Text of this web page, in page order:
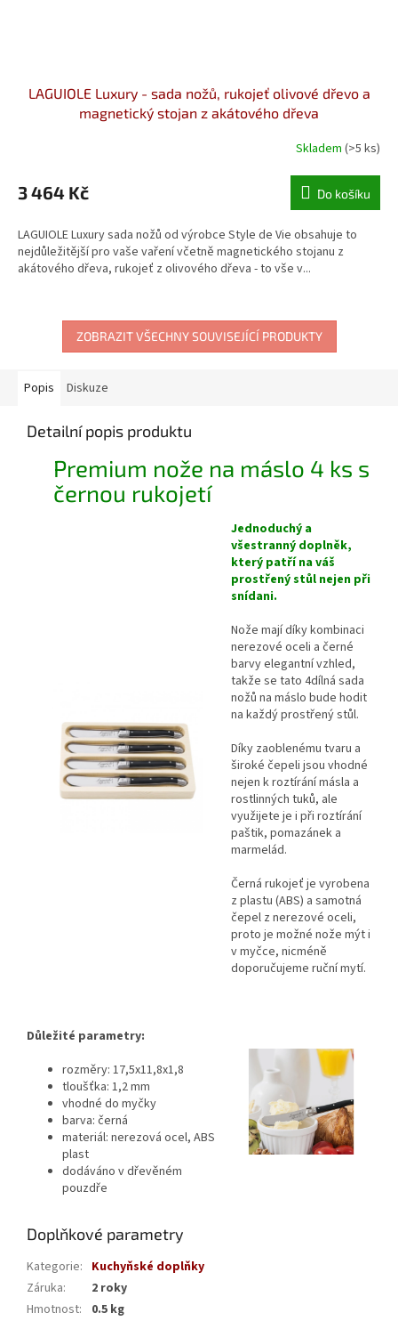
LAGUIOLE Luxury - sada nožů, rukojeť olivové dřevo a
magnetický stojan z akátového dřeva
Skladem (>5 ks)
3 464 Kč Do košíku
LAGUIOLE Luxury sada nožů od výrobce Style de Vie obsahuje to
nejdůležitější pro vaše vaření včetně magnetického stojanu z
akátového dřeva, rukojeť z olivového dřeva - to vše v...
ZOBRAZIT VŠECHNY SOUVISEJÍCÍ PRODUKTY
Popis Diskuze
Detailní popis produktu
Premium nože na máslo 4 ks s
černou rukojetí
Jednoduchý a
všestranný doplněk,
který patří na váš
prostřený stůl nejen při
snídani.
Nože mají díky kombinaci
nerezové oceli a černé
barvy elegantní vzhled,
takže se tato 4dílná sada
nožů na máslo bude hodit
na každý prostřený stůl.
Díky zaoblenému tvaru a
široké čepeli jsou vhodné
nejen k roztírání másla a
rostlinných tuků, ale
využijete je i při roztírání
paštik, pomazánek a
marmelád.
Černá rukojeť je vyrobena
z plastu (ABS) a samotná
čepel z nerezové oceli,
proto je možné nože mýt i
v myčce, nicméně
doporučujeme ruční mytí.
Důležité parametry:
rozměry: 17,5x11,8x1,8
tloušťka: 1,2 mm
vhodné do myčky
barva: černá
materiál: nerezová ocel, ABS
plast
dodáváno v dřevěném
pouzdře
Doplňkové parametry
Kategorie: Kuchyňské doplňky
Záruka:
2 roky
Hmotnost:
0.5 kg